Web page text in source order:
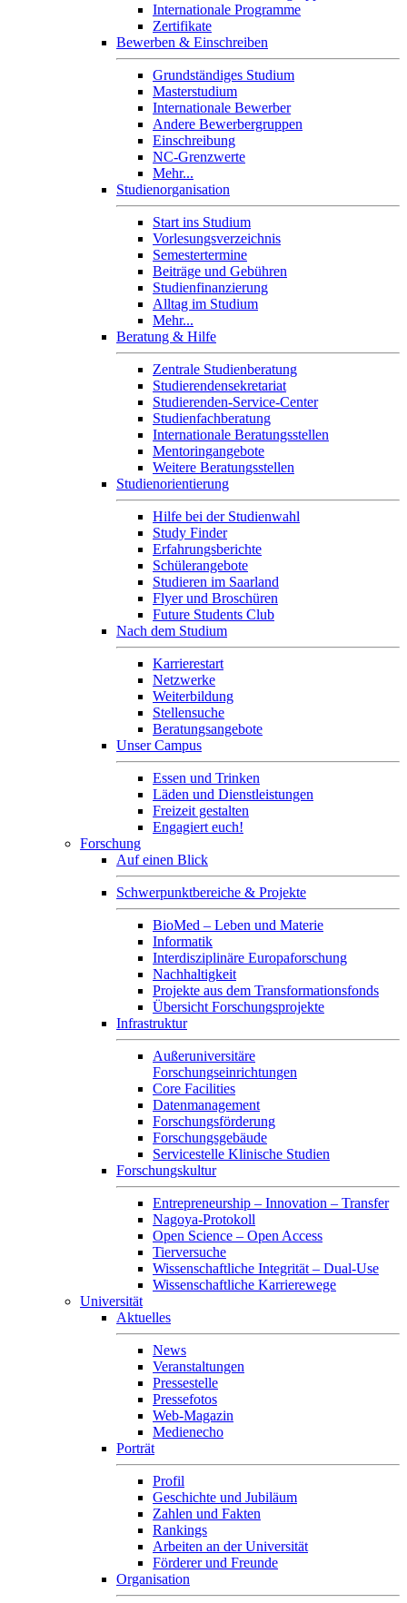
Internationale Programme
Zertifikate
Bewerben & Einschreiben
Grundständiges Studium
Masterstudium
Internationale Bewerber
Andere Bewerbergruppen
Einschreibung
NC-Grenzwerte
Mehr...
Studienorganisation
Start ins Studium
Vorlesungsverzeichnis
Semestertermine
Beiträge und Gebühren
Studienfinanzierung
Alltag im Studium
Mehr...
Beratung & Hilfe
Zentrale Studienberatung
Studierendensekretariat
Studierenden-Service-Center
Studienfachberatung
Internationale Beratungsstellen
Mentoringangebote
Weitere Beratungsstellen
Studienorientierung
Hilfe bei der Studienwahl
Study Finder
Erfahrungsberichte
Schülerangebote
Studieren im Saarland
Flyer und Broschüren
Future Students Club
Nach dem Studium
Karrierestart
Netzwerke
Weiterbildung
Stellensuche
Beratungsangebote
Unser Campus
Essen und Trinken
Läden und Dienstleistungen
Freizeit gestalten
Engagiert euch!
Forschung
Auf einen Blick
Schwerpunktbereiche & Projekte
BioMed – Leben und Materie
Informatik
Interdisziplinäre Europaforschung
Nachhaltigkeit
Projekte aus dem Transformationsfonds
Übersicht Forschungsprojekte
Infrastruktur
Außeruniversitäre
Forschungseinrichtungen
Core Facilities
Datenmanagement
Forschungsförderung
Forschungsgebäude
Servicestelle Klinische Studien
Forschungskultur
Entrepreneurship – Innovation – Transfer
Nagoya-Protokoll
Open Science – Open Access
Tierversuche
Wissenschaftliche Integrität – Dual-Use
Wissenschaftliche Karrierewege
Universität
Aktuelles
News
Veranstaltungen
Pressestelle
Pressefotos
Web-Magazin
Medienecho
Porträt
Profil
Geschichte und Jubiläum
Zahlen und Fakten
Rankings
Arbeiten an der Universität
Förderer und Freunde
Organisation